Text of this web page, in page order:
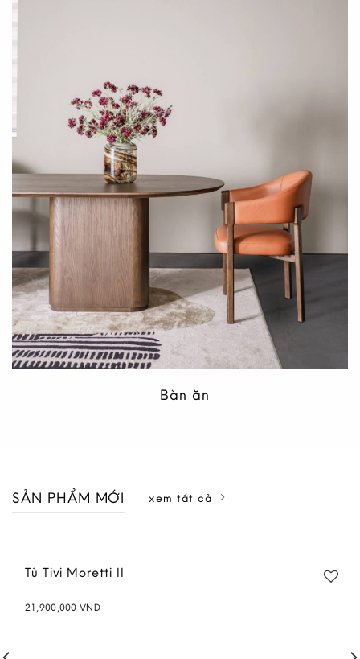
Bàn ăn
SẢN PHẨM MỚI xem tất cả
Tủ Tivi Moretti II
21,900,000VND